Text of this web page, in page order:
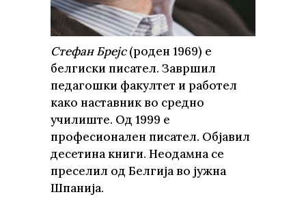
Стефан Брејс(роден 1969) е
белгиски писател. Завршил
педагошки факултет и работел
како наставник во средно
училиште. Од 1999 е
професионален писател. Објавил
десетина книги. Неодамна се
преселил од Белгија во јужна
Шпанија.